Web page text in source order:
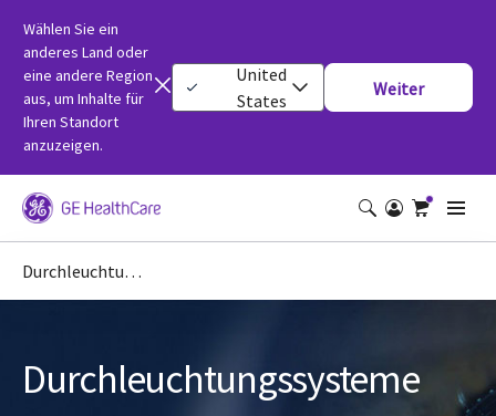
Wählen Sie ein
anderes Land oder
eine andere Region
aus, um Inhalte für
Ihren Standort
anzuzeigen.
United
States
Weiter
Durchleuchtungssysteme
Durchleuchtungssysteme